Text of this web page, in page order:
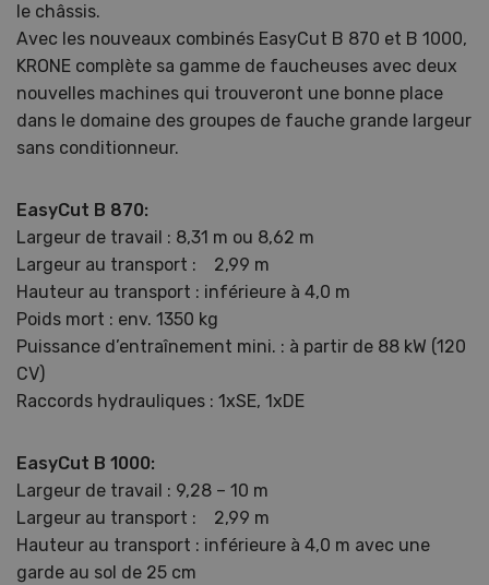
le châssis.
Avec les nouveaux combinés EasyCut B 870 et B 1000,
KRONE complète sa gamme de faucheuses avec deux
nouvelles machines qui trouveront une bonne place
dans le domaine des groupes de fauche grande largeur
sans conditionneur.
EasyCut B 870:
Largeur de travail : 8,31 m ou 8,62 m
Largeur au transport : 2,99 m
Hauteur au transport : inférieure à 4,0 m
Poids mort : env. 1350 kg
Puissance d’entraînement mini. : à partir de 88 kW (120
CV)
Raccords hydrauliques : 1xSE, 1xDE
EasyCut B 1000:
Largeur de travail : 9,28 – 10 m
Largeur au transport : 2,99 m
Hauteur au transport : inférieure à 4,0 m avec une
garde au sol de 25 cm